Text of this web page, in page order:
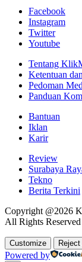
Facebook
Instagram
Twitter
Youtube
Tentang
Ketentuan
Pedoman
Panduan
Bantuan
Iklan
Karir
Review
Surabaya
Tekno
Berita Terkini
Copyright @2026
All Rights Reserved
Customize Reject
Powered by